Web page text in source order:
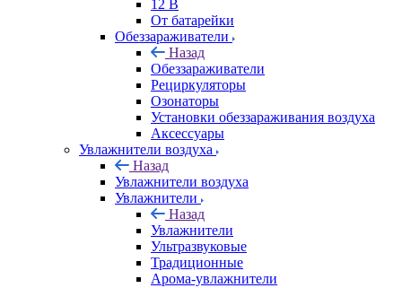
12 В
От батарейки
Обеззараживатели
Назад
Обеззараживатели
Рециркуляторы
Озонаторы
Установки обеззараживания воздуха
Аксессуары
Увлажнители воздуха
Назад
Увлажнители воздуха
Увлажнители
Назад
Увлажнители
Ультразвуковые
Традиционные
Арома-увлажнители